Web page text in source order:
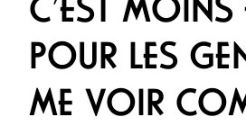
C’EST MOINS
POUR LES
ME VOIR